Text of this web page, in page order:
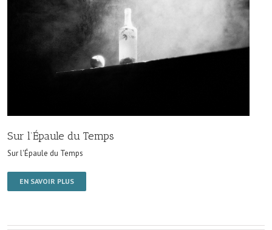
Sur l’Épaule du Temps
Sur l'Épaule du Temps
EN SAVOIR PLUS